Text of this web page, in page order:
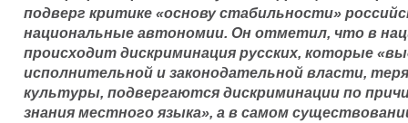
подверг критике «основу стабильности»
национальные автономии. Он отметил, что в
происходит дискриминация русских, которые
исполнительной и законодательной власти,
культуры, подвергаются дискриминации по
знания местного языка», а в самом